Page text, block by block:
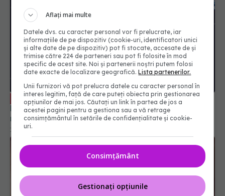
EXCLUSIV ESWL, tehnica minune fără bisturiu. Ce
boli tratează. Dr. Rucsandra Manu: A creat o
revoluție! Tratăm pacienții fără să îi mai operăm
15 iul 2023, 15:08
Aflați mai multe
Datele dvs. cu caracter personal vor fi prelucrate, iar
informațiile de pe dispozitiv (cookie-uri, identificatori unici
și alte date de pe dispozitiv) pot fi stocate, accesate de și
trimise către 224 de parteneri sau pot fi folosite în mod
specific de acest site. Noi și partenerii noștri putem folosi
date exacte de localizare geografică.Lista partenerilor.
Unii furnizori vă pot prelucra datele cu caracter personal în
interes legitim, față de care puteți obiecta prin gestionarea
opțiunilor de mai jos. Căutați un link în partea de jos a
acestei pagini pentru a gestiona sau a vă retrage
consimțământul în setările de confidențialitate și cookie-
uri.
Consimțământ
Gestionați opțiunile